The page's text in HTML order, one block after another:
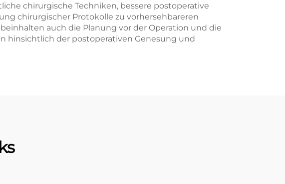
chirurgische Techniken, bessere postoperative
chirurgischer Protokolle zu vorhersehbareren
auch die Planung vor der Operation und die
hinsichtlich der postoperativen Genesung und